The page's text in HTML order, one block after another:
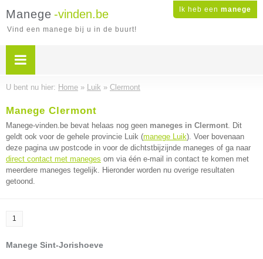
Ik heb een manege
Manege -vinden.be
Vind een manege bij u in de buurt!
U bent nu hier: Home » Luik » Clermont
Manege Clermont
Manege-vinden.be bevat helaas nog geen maneges in Clermont. Dit
geldt ook voor de gehele provincie Luik (manege Luik). Voer bovenaan
deze pagina uw postcode in voor de dichtstbijzijnde maneges of ga naar
direct contact met maneges om via één e-mail in contact te komen met
meerdere maneges tegelijk. Hieronder worden nu overige resultaten
getoond.
1
Manege Sint-Jorishoeve